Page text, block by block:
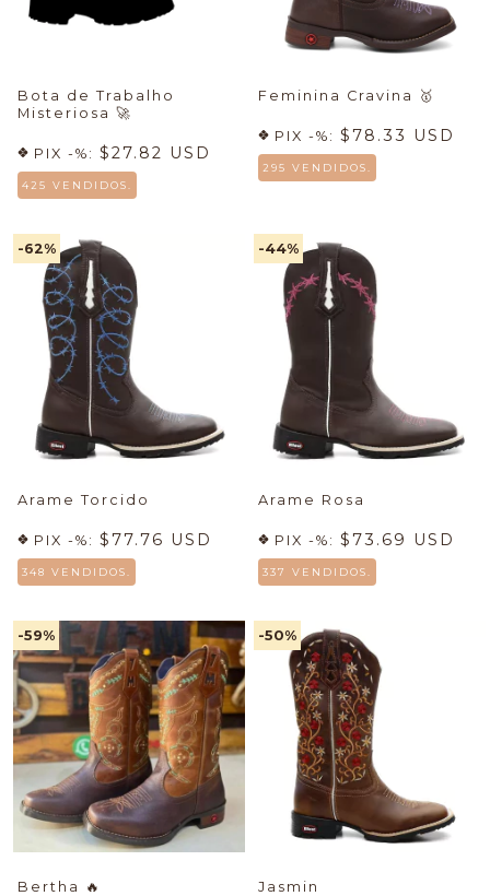
Bota de Trabalho
Misteriosa 🚀
PIX -%: $27.82 USD
425 VENDIDOS.
Feminina Cravina 🥇
PIX -%: $78.33 USD
295 VENDIDOS.
-62%
Arame Torcido
PIX -%: $77.76 USD
348 VENDIDOS.
-44%
Arame Rosa
PIX -%: $73.69 USD
337 VENDIDOS.
-59%
Bertha 🔥
-50%
Jasmin